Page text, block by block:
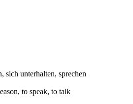
sich unterhalten, sprechen
to speak, to talk